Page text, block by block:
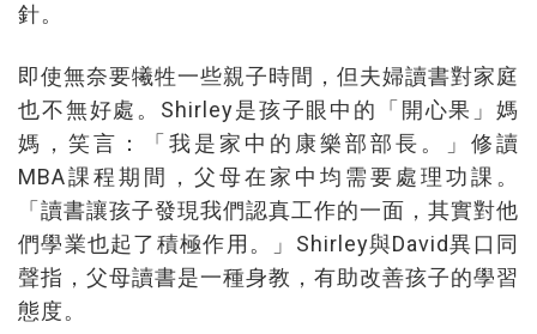
針。
即使無奈要犧牲一些親子時間，但夫婦讀書對家庭
也不無好處。Shirley是孩子眼中的「開心果」媽
媽，笑言：「我是家中的康樂部部長。」修讀
MBA課程期間，父母在家中均需要處理功課。
「讀書讓孩子發現我們認真工作的一面，其實對他
們學業也起了積極作用。」Shirley與David異口同
聲指，父母讀書是一種身教，有助改善孩子的學習
態度。